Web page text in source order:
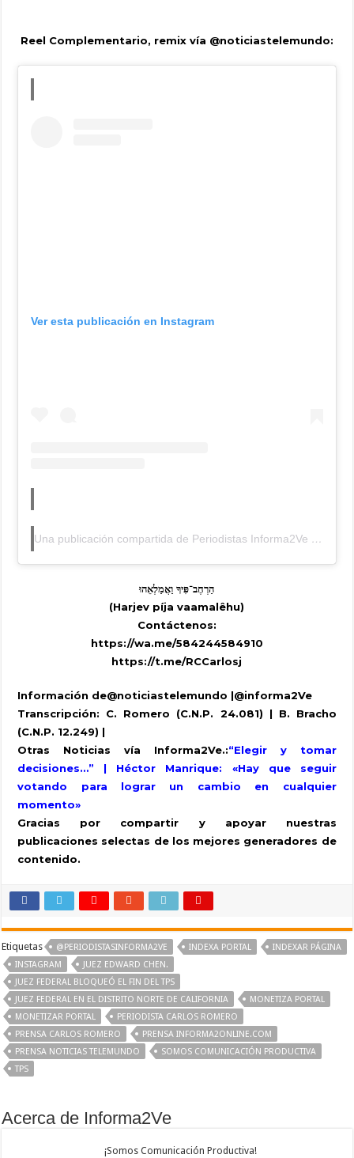
Reel Complementario, remix vía @noticiastelemundo:
Ver esta publicación en Instagram
Una publicación compartida de Periodistas Informa2Ve (Alterna) (@periodistasinforma2ve)
הַרְחֶב־פִּיךָ וַאֲמַלְאֵהוּ
(Harjev píja vaamalêhu)
Contáctenos:
https://wa.me/584244584910
https://t.me/RCCarlosj
Información de@noticiastelemundo |@informa2Ve
Transcripción: C. Romero (C.N.P. 24.081) | B. Bracho
(C.N.P. 12.249) |
Otras Noticias vía Informa2Ve.:“Elegir y tomar
decisiones…” | Héctor Manrique: «Hay que seguir
votando para lograr un cambio en cualquier
momento»
Gracias por compartir y apoyar nuestras
publicaciones selectas de los mejores generadores de
contenido.
Etiquetas @PERIODISTASINFORMA2VE INDEXA PORTAL
INDEXAR PÁGINA
INSTAGRAM
JUEZ EDWARD CHEN.
JUEZ FEDERAL BLOQUEÓ EL FIN DEL TPS
JUEZ FEDERAL EN EL DISTRITO NORTE DE CALIFORNIA
MONETIZA PORTAL
MONETIZAR PORTAL
PERIODISTA CARLOS ROMERO
PRENSA CARLOS ROMERO
PRENSA INFORMA2ONLINE.COM
PRENSA NOTICIAS TELEMUNDO
SOMOS COMUNICACIÓN PRODUCTIVA
TPS
Acerca de Informa2Ve
¡Somos Comunicación Productiva!